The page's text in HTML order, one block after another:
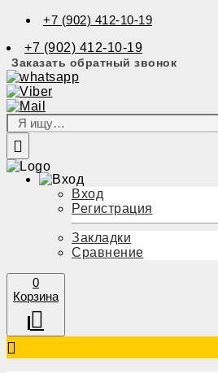
+7 (902) 412-10-19
+7 (902) 412-10-19
Заказать обратный звонок
Вход
Регистрация
Закладки
Сравнение
0
Корзина